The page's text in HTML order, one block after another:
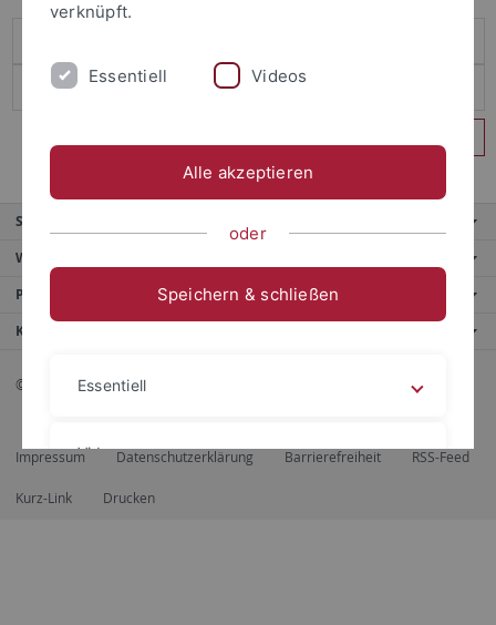
Service
Weitere Angebote
Portale
Kontaktinfo
© 2026 Eberhard Karls Universität Tübingen, Tübingen
Impressum Datenschutzerklärung Barrierefreiheit RSS-Feed
Kurz-Link Drucken
verknüpft.
Essentiell Videos
Alle akzeptieren
oder
Speichern & schließen
Essentiell
Videos